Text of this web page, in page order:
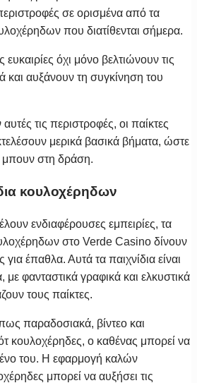
σε ορισμένα από τα
που διατίθενται σήμερα.
όχι μόνο βελτιώνουν τις
και αυξάνουν τη συγκίνηση του
τις περιστροφές, οι παίκτες
μερικά βασικά βήματα, ώστε
στη δράση.
κουλοχέρηδων
ενδιαφέρουσες εμπειρίες, τα
στο Verde Casino δίνουν
έπαθλα. Αυτά τα παιχνίδια είναι
με φανταστικά γραφικά και ελκυστικά
τους παίκτες.
παραδοσιακά, βίντεο και
κουλοχέρηδες, ο καθένας μπορεί να
του. Η εφαρμογή καλών
μπορεί να αυξήσει τις